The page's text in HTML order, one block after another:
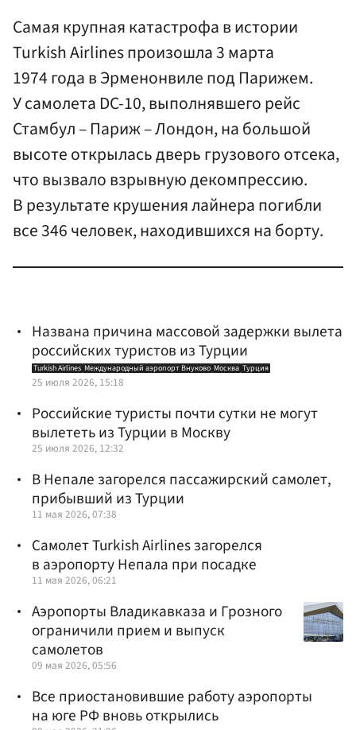
Самая крупная катастрофа в истории
Turkish Airlines произошла 3 марта
1974 года в Эрменонвиле под Парижем.
У самолета DC-10, выполнявшего рейс
Стамбул – Париж – Лондон, на большой
высоте открылась дверь грузового отсека,
что вызвало взрывную декомпрессию.
В результате крушения лайнера погибли
все 346 человек, находившихся на борту.
Названа причина массовой задержки вылета
российских туристов из Турции
Turkish Airlines Международный аэропорт Внуково Москва Турция
25 июля 2026, 15:18
Российские туристы почти сутки не могут
вылететь из Турции в Москву
25 июля 2026, 12:32
В Непале загорелся пассажирский самолет,
прибывший из Турции
11 мая 2026, 07:38
Самолет Turkish Airlines загорелся
в аэропорту Непала при посадке
11 мая 2026, 06:21
Аэропорты Владикавказа и Грозного
ограничили прием и выпуск
самолетов
09 мая 2026, 05:56
Все приостановившие работу аэропорты
на юге РФ вновь открылись